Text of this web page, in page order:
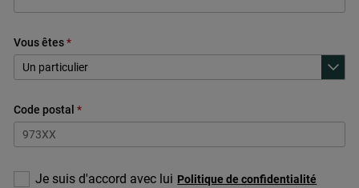
Vous êtes
Code postal
Je suis d'accord avec lui Acceptez
Politique de confidentialité